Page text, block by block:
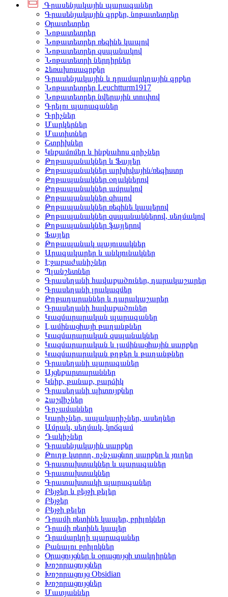
Գրասենյակային պարագաներ
Գրասենյակային գրքեր, նոթատետրեր
Օրատետրեր
Նոթատետրեր
Նոթատետրեր ռեզինե կապով
Նոթատետրեր զսպանակով
Նոթատետրի ներդիրներ
Հեռախոսագրքեր
Գրասենյակային և դրամարկղային գրքեր
Նոթատետրեր Leuchtturm1917
Նոթատետրեր նվերային տուփով
Գրելու պարագաներ
Գրիչներ
Մարկերներ
Մատիտներ
Շտրիխներ
Կնքամոմեր և ինքնահոս գրիչներ
Թղթապանակներ և Ֆայլեր
Թղթապանակներ արխիվային/ռեգիստր
Թղթապանակներ օղակներով
Թղթապանակներ ամրակով
Թղթապանակներ զիպով
Թղթապանակներ ռեզինե կապերով
Թղթապանակներ զսպանակներով, սեղմակով
Թղթապանակներ ֆայլերով
Ֆայլեր
Թղթապանակ պայուսակներ
Արագակարեր և անկյունակներ
Էջաբաժանիչներ
Պլանշետներ
Գրասեղանի հավաքածուներ, դարակաշարեր
Գրասեղանի լրակազմեր
Թղթադարաններ և դարակաշարեր
Գրասեղանի հավաքածուներ
Կազմարարական պարագաներ
Լամինացիայի թաղանթներ
Կազմարարական զսպանակներ
Կազմարարական և լամինացիային սարքեր
Կազմարարական թղթեր և թաղանթներ
Գրասեղանի պարագաներ
Այցեքարտարաններ
Կնիք, թանաք, բարձիկ
Գրասեղանի պիտույքներ
Հաշվիչներ
Գրչամաններ
Կարիչներ, ապակարիչներ, ասեղներ
Ամրակ, սեղմակ, կոճգամ
Դակիչներ
Գրասենյակային սարքեր
Թուղթ կտրող, ոչնչացնող սարքեր և յուղեր
Գրատախտակներ և պարագաներ
Գրատախտակներ
Գրատախտակի պարագաներ
Բեյջեր և բեյջի թելեր
Բեյջեր
Բեյջի թելեր
Դրամի ռետինե կապեր, բրիլոկներ
Դրամի ռետինե կապեր
Դրամարկղի պարագաներ
Բանալու բրիլոկներ
Օրացույցներ և օրացույցի տակդիրներ
Խոշորացույցներ
Խոշորացույց Obsidian
Խոշորացույցներ
Մատյաններ